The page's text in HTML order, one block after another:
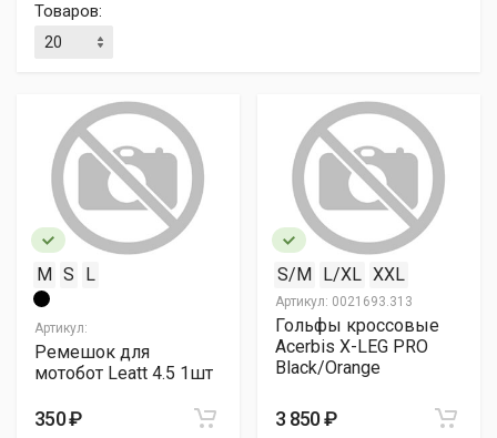
Товаров:
M S L
Артикул:
Ремешок для
мотобот Leatt 4.5 1шт
350 ₽
S/M L/XL XXL
Артикул: 0021693.313
Гольфы кроссовые
Acerbis X-LEG PRO
Black/Orange
3 850 ₽